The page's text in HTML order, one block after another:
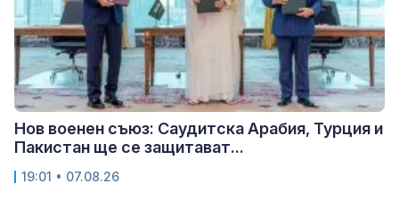
Нов военен съюз: Саудитска Арабия, Турция и
Пакистан ще се защитават...
19:01 • 07.08.26